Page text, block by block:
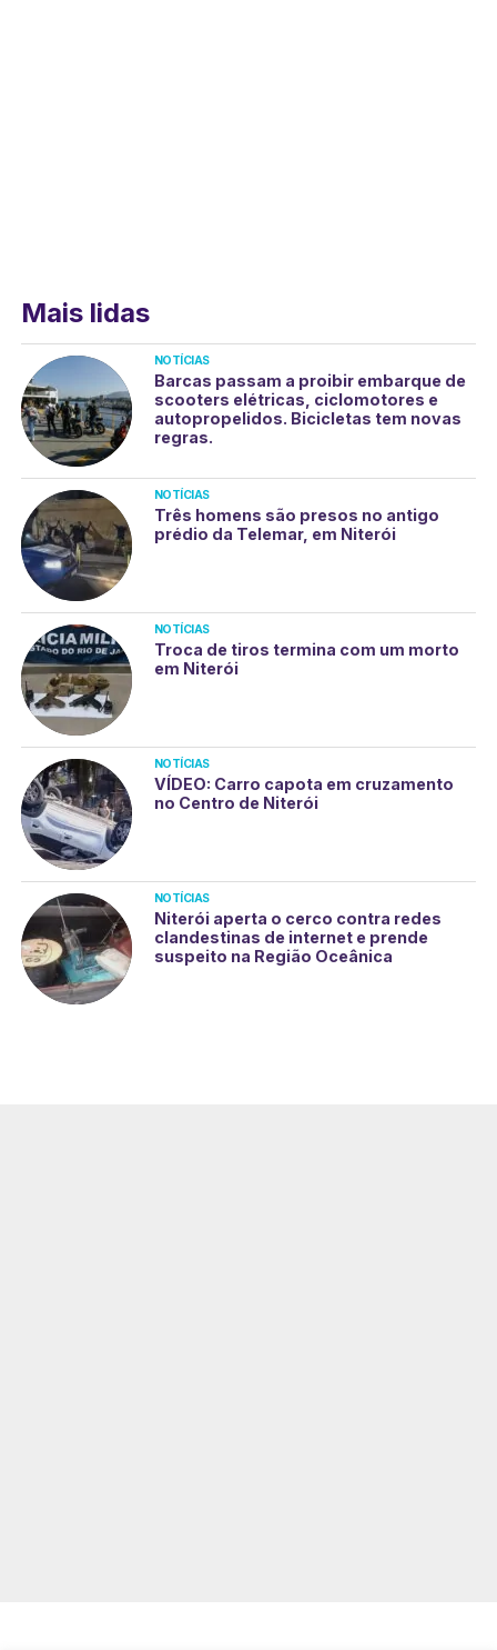
Mais lidas
NOTÍCIAS
Barcas passam a proibir embarque de
scooters elétricas, ciclomotores e
autopropelidos. Bicicletas tem novas
regras.
NOTÍCIAS
Três homens são presos no antigo
prédio da Telemar, em Niterói
NOTÍCIAS
Troca de tiros termina com um morto
em Niterói
NOTÍCIAS
VÍDEO: Carro capota em cruzamento
no Centro de Niterói
NOTÍCIAS
Niterói aperta o cerco contra redes
clandestinas de internet e prende
suspeito na Região Oceânica